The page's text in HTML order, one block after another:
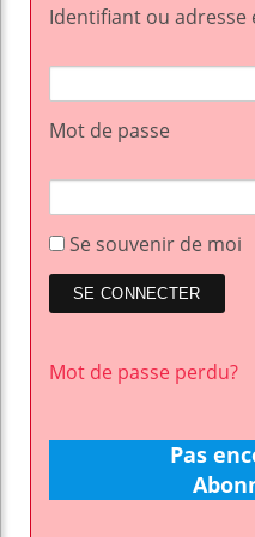
Identifiant ou adresse
Mot de passe
Se souvenir de moi
Mot de passe perdu?
Pas